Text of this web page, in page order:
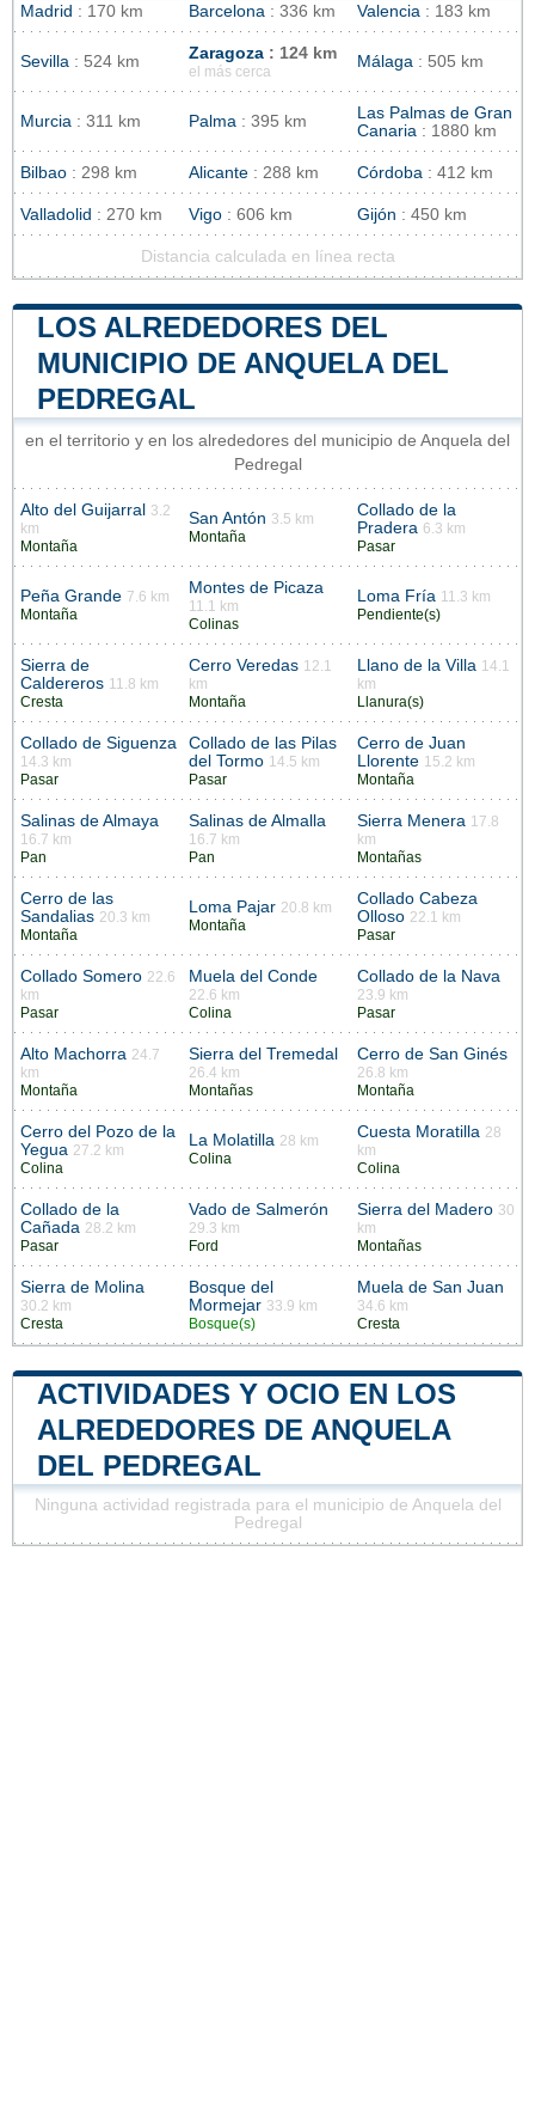
Madrid : 170 km Barcelona : 336 km Valencia : 183 km
Sevilla : 524 km Zaragoza : 124 km
el más cerca
Málaga : 505 km
Murcia : 311 km Palma : 395 km
Las Palmas de Gran
Canaria : 1880 km
Bilbao : 298 km Alicante : 288 km Córdoba : 412 km
Valladolid : 270 km Vigo : 606 km Gijón : 450 km
Distancia calculada en línea recta
LOS ALREDEDORES DEL
MUNICIPIO DE ANQUELA DEL
PEDREGAL
en el territorio y en los alrededores del municipio de Anquela del
Pedregal
Alto del Guijarral
3.2
km
Montaña
San Antón 3.5 km
Montaña
Collado de la
Pradera 6.3 km
Pasar
Peña Grande 7.6 km
Montaña
Montes de Picaza
11.1 km
Colinas
Loma Fría 11.3 km
Pendiente(s)
Sierra de
Caldereros 11.8 km
Cresta
Cerro Veredas 12.1
km
Montaña
Llano de la Villa 14.1
km
Llanura(s)
Collado de Siguenza
14.3 km
Pasar
Collado de las Pilas
del Tormo 14.5 km
Pasar
Cerro de Juan
Llorente 15.2 km
Montaña
Salinas de Almaya
16.7 km
Pan
Salinas de Almalla
16.7 km
Pan
Sierra Menera 17.8
km
Montañas
Cerro de las
Sandalias 20.3 km
Montaña
Loma Pajar 20.8 km
Montaña
Collado Cabeza
Olloso 22.1 km
Pasar
Collado Somero 22.6
km
Pasar
Muela del Conde
22.6 km
Colina
Collado de la Nava
23.9 km
Pasar
Alto Machorra 24.7
km
Montaña
Sierra del Tremedal
26.4 km
Montañas
Cerro de San Ginés
26.8 km
Montaña
Cerro del Pozo de la
Yegua 27.2 km
Colina
La Molatilla 28 km
Colina
Cuesta Moratilla 28
km
Colina
Collado de la
Cañada 28.2 km
Pasar
Vado de Salmerón
29.3 km
Ford
Sierra del Madero 30
km
Montañas
Sierra de Molina
30.2 km
Cresta
Bosque del
Mormejar 33.9 km
Bosque(s)
Muela de San Juan
34.6 km
Cresta
ACTIVIDADES Y OCIO EN LOS
ALREDEDORES DE ANQUELA
DEL PEDREGAL
Ninguna actividad registrada para el municipio de Anquela del
Pedregal